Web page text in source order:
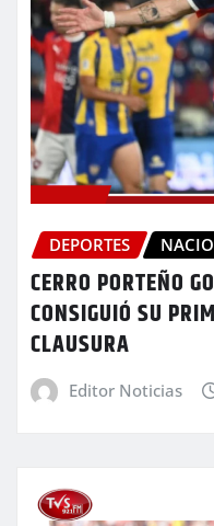
DEPORTES
CERRO PORTEÑO
CONSIGUIÓ SU
CLAUSURA
Editor Noticias